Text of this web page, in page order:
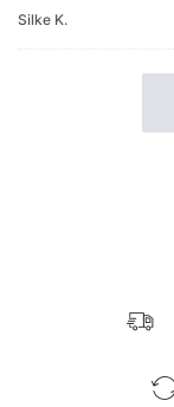
Silke K.